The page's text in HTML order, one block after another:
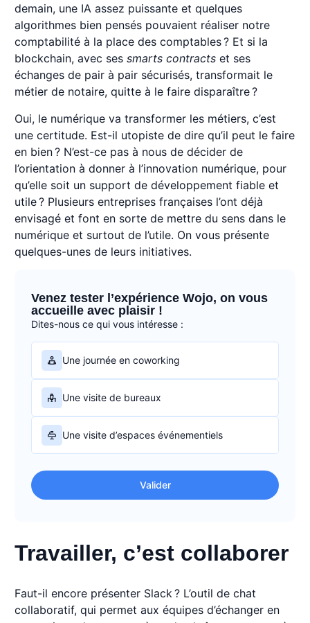
demain, une IA assez puissante et quelques
algorithmes bien pensés pouvaient réaliser notre
comptabilité à la place des comptables ? Et si la
blockchain, avec ses smarts contracts et ses
échanges de pair à pair sécurisés, transformait le
métier de notaire, quitte à le faire disparaître ?
Oui, le numérique va transformer les métiers, c’est
une certitude. Est-il utopiste de dire qu’il peut le faire
en bien ? N’est-ce pas à nous de décider de
l’orientation à donner à l’innovation numérique, pour
qu’elle soit un support de développement fiable et
utile ? Plusieurs entreprises françaises l’ont déjà
envisagé et font en sorte de mettre du sens dans le
numérique et surtout de l’utile. On vous présente
quelques-unes de leurs initiatives.
Venez tester l’expérience Wojo, on vous
accueille avec plaisir !
Dites-nous ce qui vous intéresse :
Une journée en coworking
Une visite de bureaux
Une visite d’espaces événementiels
Valider
Travailler, c’est collaborer
Faut-il encore présenter Slack ? L’outil de chat
collaboratif, qui permet aux équipes d’échanger en